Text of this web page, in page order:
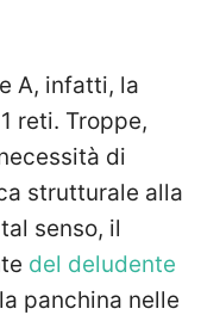
A, infatti, la
reti. Troppe,
di
strutturale alla
senso, il
del deludente
panchina nelle